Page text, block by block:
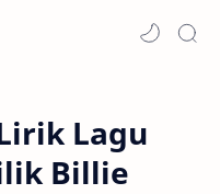
Lagu
Billie